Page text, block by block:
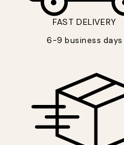
FAST DELIVERY
6-9 business days